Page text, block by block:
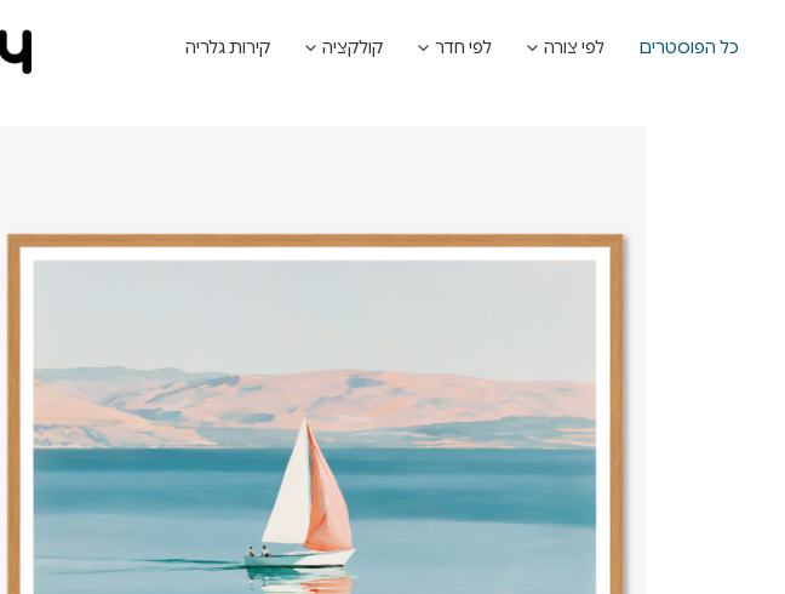
כל הפוסטרים לפי צורה לפי חדר קולקציה קירות גלריה